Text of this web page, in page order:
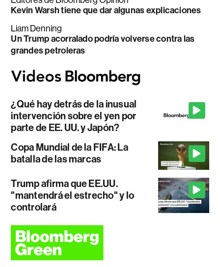
Kevin Warsh tiene que dar algunas explicaciones
Liam Denning
Un Trump acorralado podría volverse contra las
grandes petroleras
¿Qué hay detrás de la inusual
intervención sobre el yen por
parte de EE. UU. y Japón?
Copa Mundial de la FIFA: La
batalla de las marcas
Trump afirma que EE.UU.
"mantendrá el estrecho" y lo
controlará